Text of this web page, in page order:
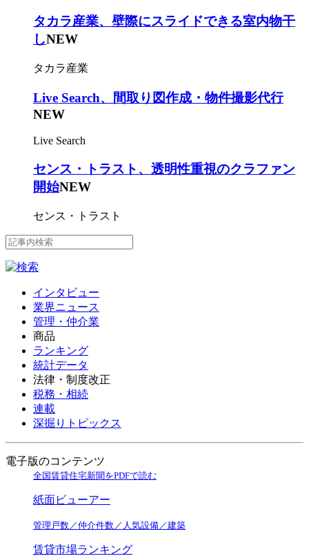
タカラ産業、壁際にスライドできる室内物干
しNEW
タカラ産業
Live Search、間取り図作成・物件撮影代行
NEW
Live Search
センス・トラスト、透明性重視のクラファン
開始NEW
センス・トラスト
インタビュー
業界ニュース
管理・仲介業
商品
ランキング
統計データ
法律・制度改正
税務・相続
連載
深掘りトピックス
電子版のコンテンツ
全国賃貸住宅新聞をPDFで読む
紙面ビューアー
管理戸数／仲介件数／人気設備／建築
賃貸市場ランキング